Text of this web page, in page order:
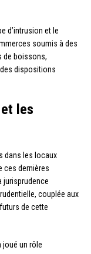
d’intrusion et le
soumis à des
de boissons,
dispositions
les
dans les locaux
ces dernières
jurisprudence
couplée aux
de cette
joué un rôle